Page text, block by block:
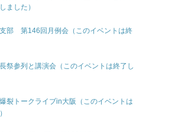
ました）
部 第146回月例会（このイベントは終
祭参列と講演会（このイベントは終了し
裂トークライブin大阪（このイベントは